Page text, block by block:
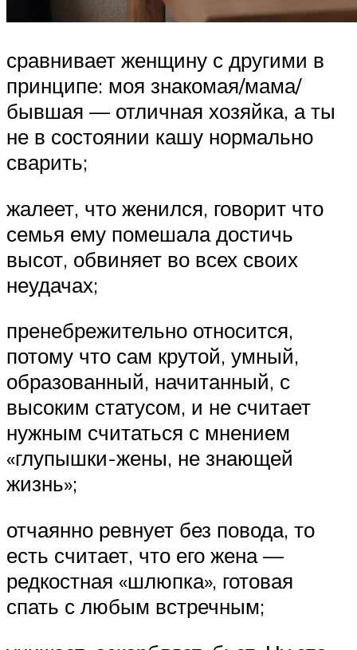
сравнивает женщину с другими в
принципе: моя знакомая/мама/
бывшая — отличная хозяйка, а ты
не в состоянии кашу нормально
сварить;
жалеет, что женился, говорит что
семья ему помешала достичь
высот, обвиняет во всех своих
неудачах;
пренебрежительно относится,
потому что сам крутой, умный,
образованный, начитанный, с
высоким статусом, и не считает
нужным считаться с мнением
«глупышки-жены, не знающей
жизнь»;
отчаянно ревнует без повода, то
есть считает, что его жена —
редкостная «шлюпка», готовая
спать с любым встречным;